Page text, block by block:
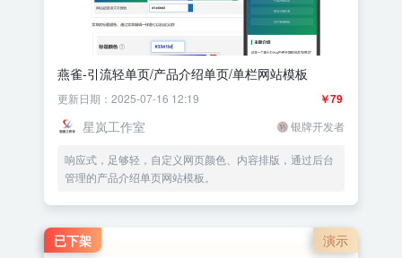
燕雀-引流轻单页/产品介绍单页/单栏网站模板
￥79
更新日期：2025-07-16 12:19
星岚工作室 银牌开发者
响应式，足够轻，自定义网页颜色、内容排版，通过后台
管理的产品介绍单页网站模板。
演示
已下架